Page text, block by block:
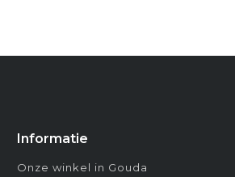
Informatie
Onze winkel in Gouda